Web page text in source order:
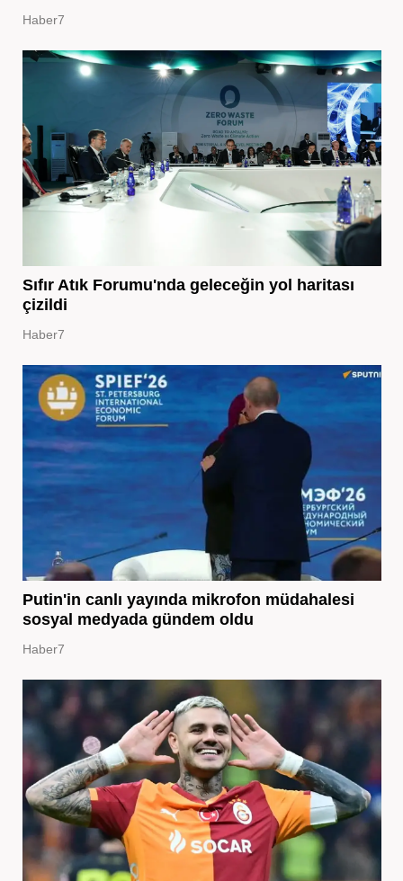
Haber7
Sıfır Atık Forumu'nda geleceğin yol haritası
çizildi
Haber7
Putin'in canlı yayında mikrofon müdahalesi
sosyal medyada gündem oldu
Haber7